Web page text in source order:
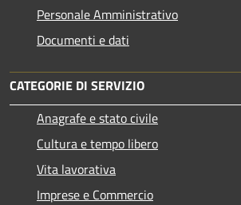
Personale Amministrativo
Documenti e dati
CATEGORIE DI SERVIZIO
Anagrafe e stato civile
Cultura e tempo libero
Vita lavorativa
Imprese e Commercio